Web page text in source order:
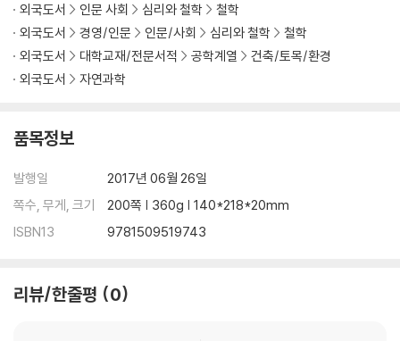
외국도서
인문 사회 심리와 철학
철학
외국도서
경영/인문 인문/사회 심리와 철학
철학
외국도서
대학교재/전문서적 공학계열
건축/토목/환경
외국도서
자연과학
품목정보
발행일
2017년 06월 26일
쪽수, 무게, 크기
200쪽 | 360g | 140*218*20mm
ISBN13
9781509519743
리뷰/한줄평 0